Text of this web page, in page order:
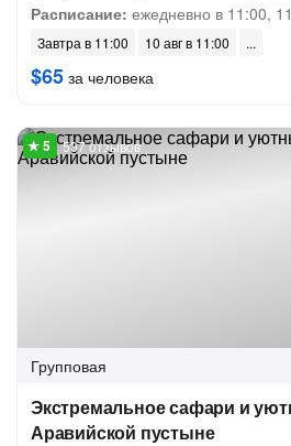
Расписание: ежедневно в 11:00,
Завтра в 11:00 10 авг в 11:00
$65 за человека
537 отзывов
Групповая
Экстремальное сафари и
Аравийской пустыне